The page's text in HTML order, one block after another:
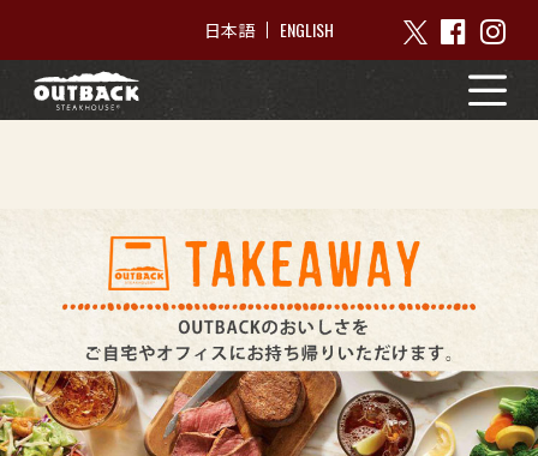
日本語 ENGLISH